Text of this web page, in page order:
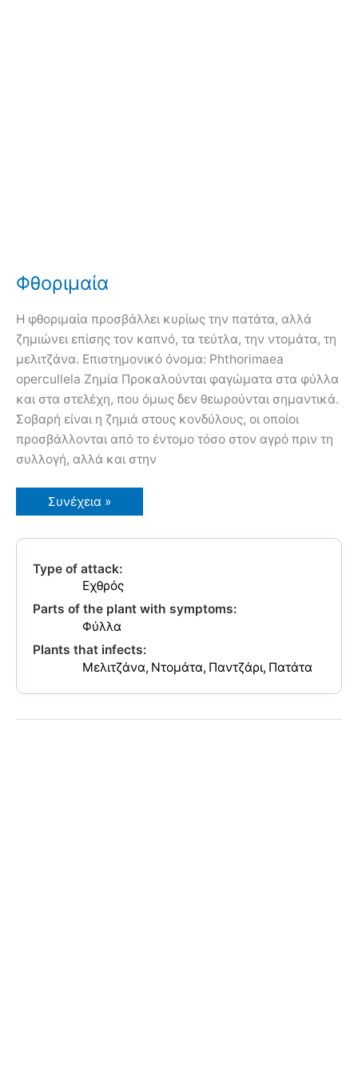
Φθοριμαία
Η φθοριμαία προσβάλλει κυρίως την πατάτα, αλλά
ζημιώνει επίσης τον καπνό, τα τεύτλα, την ντομάτα, τη
μελιτζάνα. Επιστημονικό όνομα: Phthorimaea
opercullela Ζημία Προκαλούνται φαγώματα στα φύλλα
και στα στελέχη, που όμως δεν θεωρούνται σημαντικά.
Σοβαρή είναι η ζημιά στους κονδύλους, οι οποίοι
προσβάλλονται από το έντομο τόσο στον αγρό πριν τη
συλλογή, αλλά και στην
Φθοριμαία
Συνέχεια »
Type of attack:
Εχθρός
Parts of the plant with symptoms:
Φύλλα
Plants that infects:
Μελιτζάνα Ντομάτα Παντζάρι Πατάτα